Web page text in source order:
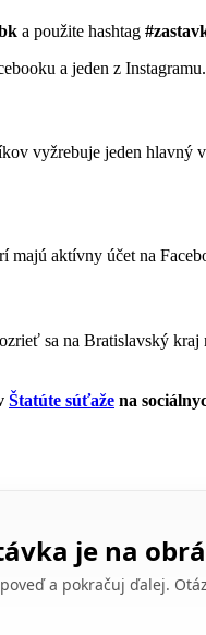
a použite hashtag
a jeden z
vyžrebuje jeden hlavný
majú aktívny účet na
sa na Bratislavský
Štatúte súťaže na
je na
a pokračuj ďalej.